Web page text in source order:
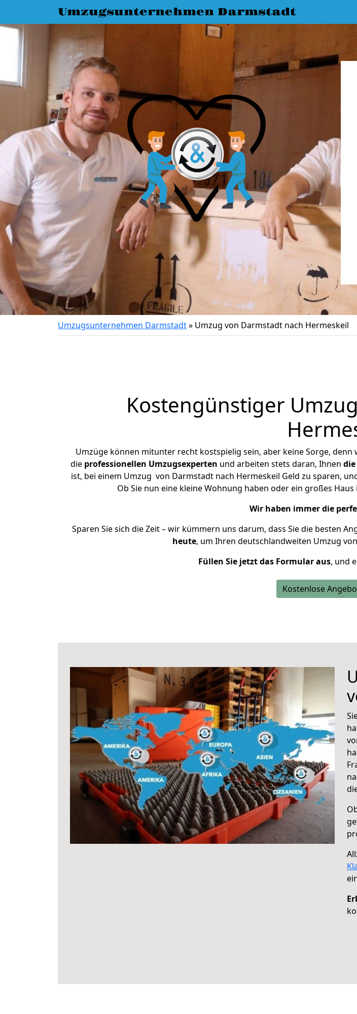
Umzugsunternehmen Darmstadt
Umzugsunternehmen Darmstadt» Umzug von Darmstadt nach Hermeskeil
Kostengünstiger
Umzüge können mitunter recht kostspielig sein, aber keine Sorge, denn
die professionellen Umzugsexperten und arbeiten stets daran, Ihnen
ist, bei einem Umzug von Darmstadt nach Hermeskeil Geld zu sparen,
Ob Sie nun eine kleine Wohnung haben oder ein großes
Wir haben immer die
Sparen Sie sich die Zeit – wir kümmern uns darum, dass Sie die besten
heute, um Ihren deutschlandweiten Umzug
Füllen Sie jetzt das Formular aus, und
Kostenlose